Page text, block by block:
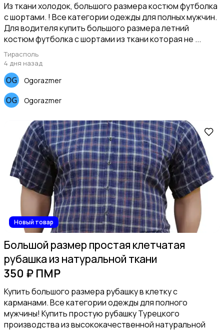
Пиджаки и костюмы
Обувь
Нижнее белье
Головные уборы
Из ткани холодок, большого размера костюм футболка
с шортами. ! Все категории одежды для полных мужчин.
Для водителя купить большого размера летний
костюм футболка с шортами из ткани которая не ...
Тирасполь
4 дня назад
Ogorazmer
Ogorazmer
Новый товар
Большой размер простая клетчатая
рубашка из натуральной ткани
350 ₽ ПМР
Купить большого размера рубашку в клетку с
карманами. Все категории одежды для полного
мужчины! Купить простую рубашку Турецкого
производства из высококачественной натуральной